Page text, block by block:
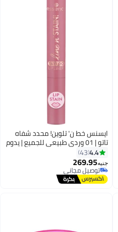
ايسنس خط ن' تلوين! محدد شفاه
تاتو | 01 وردي طبيعي للجميع | يدوم
طويلاً | لون مكثف | طرف دقيق
لتحديد الشفاه | نباتي | بدون عطر
(2.5 مل)
4.4
43
جنيه269.95
توصيل مجاني
توصيل مجاني